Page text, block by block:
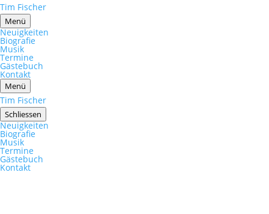
Tim Fischer
Menü
Neuigkeiten
Biografie
Musik
Termine
Gästebuch
Kontakt
Menü
Tim Fischer
Schliessen
Neuigkeiten
Biografie
Musik
Termine
Gästebuch
Kontakt